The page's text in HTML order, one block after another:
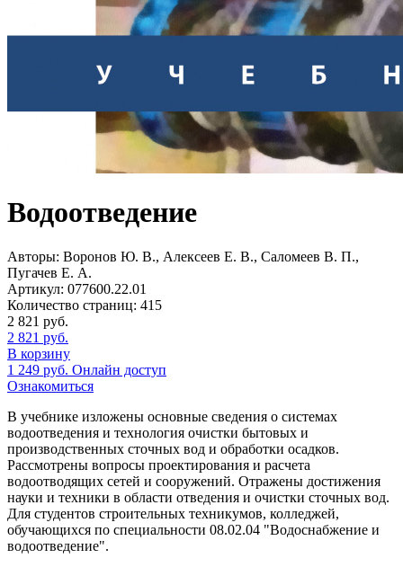
Водоотведение
Авторы: Воронов Ю. В., Алексеев Е. В., Саломеев В. П.,
Пугачев Е. А.
Артикул: 077600.22.01
Количество страниц: 415
2 821 руб.
2 821 руб.
В корзину
1 249 руб. Онлайн доступ
Ознакомиться
В учебнике изложены основные сведения о системах
водоотведения и технология очистки бытовых и
производственных сточных вод и обработки осадков.
Рассмотрены вопросы проектирования и расчета
водоотводящих сетей и сооружений. Отражены достижения
науки и техники в области отведения и очистки сточных вод.
Для студентов строительных техникумов, колледжей,
обучающихся по специальности 08.02.04 "Водоснабжение и
водоотведение".